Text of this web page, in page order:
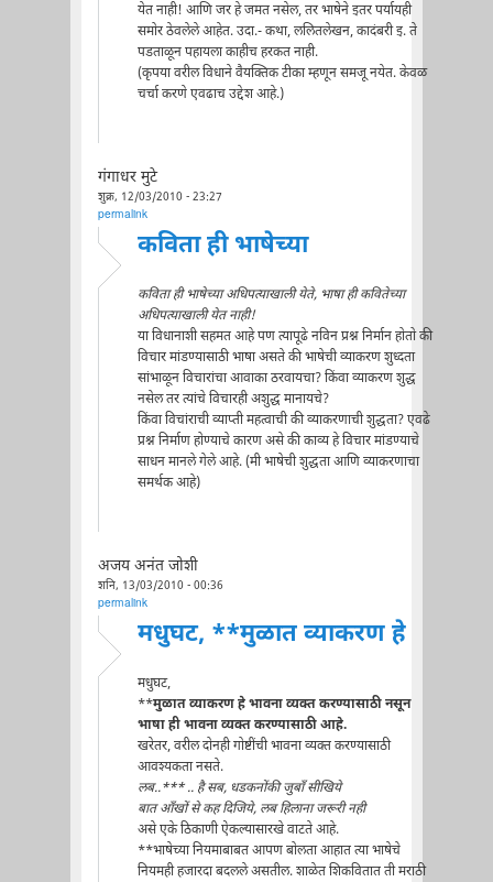
येत नाही! आणि जर हे जमत नसेल, तर भाषेने इतर पर्यायही
समोर ठेवलेले आहेत. उदा.- कथा, ललितलेखन, कादंबरी इ. ते
पडताळून पहायला काहीच हरकत नाही.
(कृपया वरील विधाने वैयक्तिक टीका म्हणून समजू नयेत. केवळ
चर्चा करणे एवढाच उद्देश आहे.)
गंगाधर मुटे
शुक्र, 12/03/2010 - 23:27
permalink
कविता ही भाषेच्या
कविता ही भाषेच्या अधिपत्याखाली येते, भाषा ही कवितेच्या
अधिपत्याखाली येत नाही!
या विधानाशी सहमत आहे पण त्यापूढे नविन प्रश्न निर्मान होतो की
विचार मांडण्यासाठी भाषा असते की भाषेची व्याकरण शुध्दता
सांभाळून विचारांचा आवाका ठरवायचा? किंवा व्याकरण शुद्ध
नसेल तर त्यांचे विचारही अशुद्ध मानायचे?
किंवा विचांराची व्याप्ती महत्वाची की व्याकरणाची शुद्धता? एवढे
प्रश्न निर्माण होण्याचे कारण असे की काव्य हे विचार मांडण्याचे
साधन मानले गेले आहे. (मी भाषेची शुद्धता आणि व्याकरणाचा
समर्थक आहे)
अजय अनंत जोशी
शनि, 13/03/2010 - 00:36
permalink
मधुघट, **मुळात व्याकरण हे
मधुघट,
**मुळात व्याकरण हे भावना व्यक्त करण्यासाठी नसून
भाषा ही भावना व्यक्त करण्यासाठी आहे.
खरेतर, वरील दोनही गोष्टींची भावना व्यक्त करण्यासाठी
आवश्यकता नसते.
लब..*** .. है सब, धडकनोंकी जुबाँ सीखिये
बात आँखों से कह दिजिये, लब हिलाना जरूरी नही
असे एके ठिकाणी ऐकल्यासारखे वाटते आहे.
**भाषेच्या नियमाबाबत आपण बोलता आहात त्या भाषेचे
नियमही हजारदा बदलले असतील. शाळेत शिकवितात ती मराठी